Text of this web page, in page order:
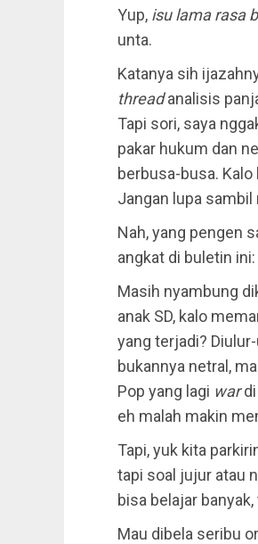
Yup, isu lama rasa
unta.
Katanya sih
threadanalisis
Tapi sori, saya
pakar hukum dan
berbusa-busa. Kalo
Jangan lupa
Nah, yang pengen
angkat di buletin
Masih nyambung
anak SD, kalo
yang terjadi?
bukannya netral,
Pop yang lagi wardi
eh malah makin
Tapi, yuk kita
tapi soal jujur atau
bisa belajar
Mau dibela seribu